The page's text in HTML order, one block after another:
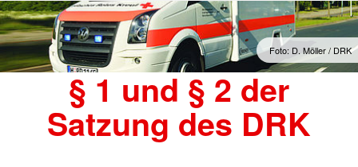
Foto: D. Möller / DRK
§ 1 und § 2 der
Satzung des DRK